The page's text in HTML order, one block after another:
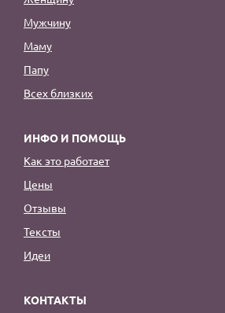
Мужчину
Маму
Папу
Всех близких
ИНФО И ПОМОЩЬ
Как это работает
Цены
Отзывы
Тексты
Идеи
КОНТАКТЫ